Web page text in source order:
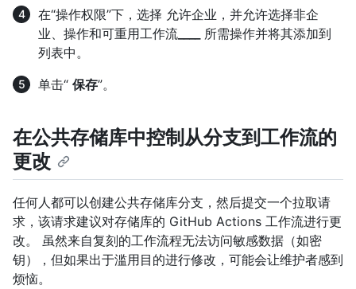
在“操作权限”下，选择 允许企业，并允许选择非企
业、操作和可重用工作流
所需操作并将其添加到
列表中。
单击“ 保存”。
在公共存储库中控制从分支到工作流的
更改
任何人都可以创建公共存储库分支，然后提交一个拉取请
求，该请求建议对存储库的 GitHub Actions 工作流进行更
改。 虽然来自复刻的工作流程无法访问敏感数据（如密
钥），但如果出于滥用目的进行修改，可能会让维护者感到
烦恼。